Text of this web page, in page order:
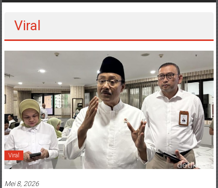
Viral
Viral
Mei 8, 2026